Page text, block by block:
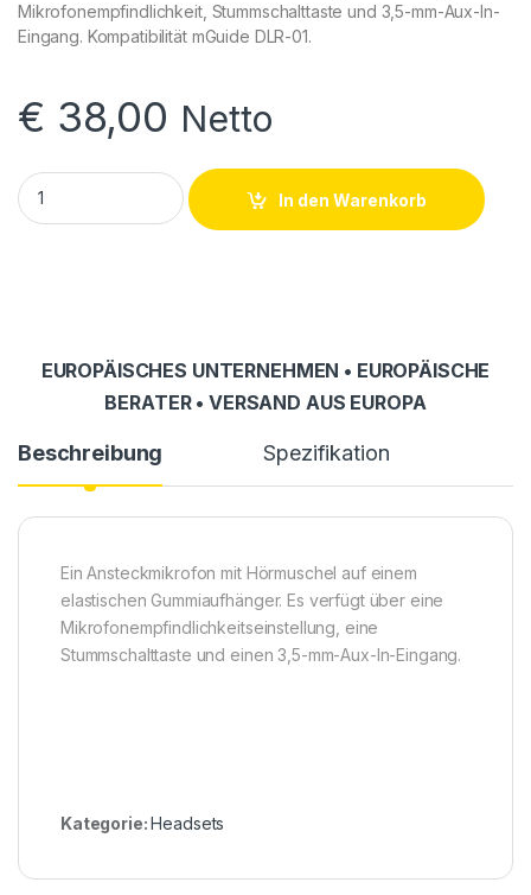
Mikrofonempfindlichkeit, Stummschalttaste und 3,5-mm-Aux-In-
Eingang. Kompatibilität mGuide DLR-01.
€ 38,00 Netto
LMR-12 Headset (Mikrofon-Headset) quantity
In den Warenkorb
EUROPÄISCHES UNTERNEHMEN • EUROPÄISCHE
BERATER • VERSAND AUS EUROPA
Beschreibung Spezifikation
Ein Ansteckmikrofon mit Hörmuschel auf einem
elastischen Gummiaufhänger. Es verfügt über eine
Mikrofonempfindlichkeitseinstellung, eine
Stummschalttaste und einen 3,5-mm-Aux-In-Eingang.
Kategorie: Headsets